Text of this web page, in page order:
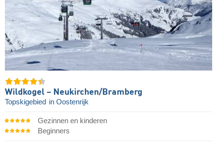
Wildkogel – Neukirchen/​Bramberg
Topskigebied in Oostenrijk
Gezinnen en kinderen
Beginners